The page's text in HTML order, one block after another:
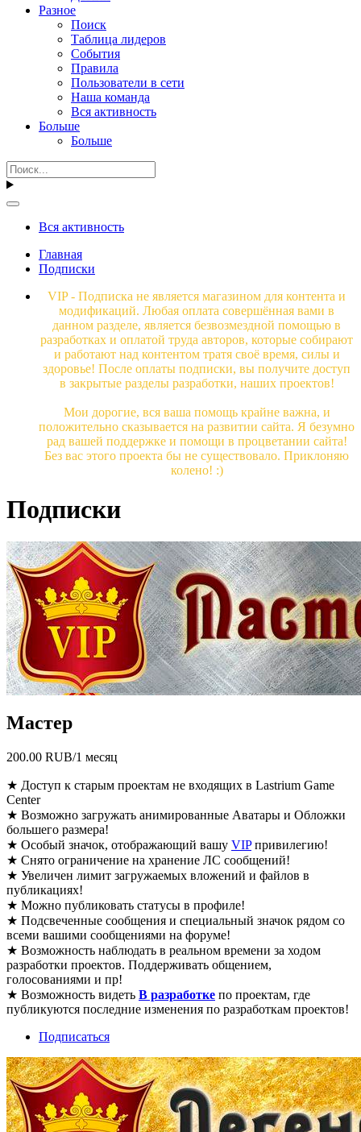
Разное
Поиск
Таблица лидеров
События
Правила
Пользователи в сети
Наша команда
Вся активность
Больше
Больше
Вся активность
Главная
Подписки
VIP - Подписка не является магазином для контента и
модификаций. Любая оплата совершённая вами в
данном разделе, является безвозмездной помощью в
разработках и оплатой труда авторов, которые собирают
и работают над контентом тратя своё время, силы и
здоровье! После оплаты подписки, вы получите доступ
в закрытые разделы разработки, наших проектов!
Мои дорогие, вся ваша помощь крайне важна, и
положительно сказывается на развитии сайта. Я безумно
рад вашей поддержке и помощи в процветании сайта!
Без вас этого проекта бы не существовало. Приклоняю
колено! :)
Подписки
Мастер
200.00 RUB/1 месяц
★ Доступ к старым проектам не входящих в Lastrium Game
Center
★ Возможно загружать анимированные Аватары и Обложки
большего размера!
★ Особый значок, отображающий вашу VIPпривилегию!
★ Снято ограничение на хранение ЛС сообщений!
★ Увеличен лимит загружаемых вложений и файлов в
публикациях!
★ Можно публиковать статусы в профиле!
★ Подсвеченные сообщения и специальный значок рядом со
всеми вашими сообщениями на форуме!
★ Возможность наблюдать в реальном времени за ходом
разработки проектов. Поддерживать общением,
голосованиями и пр!
★ Возможность видеть В разработке по проектам, где
публикуются последние изменения по разработкам проектов!
Подписаться